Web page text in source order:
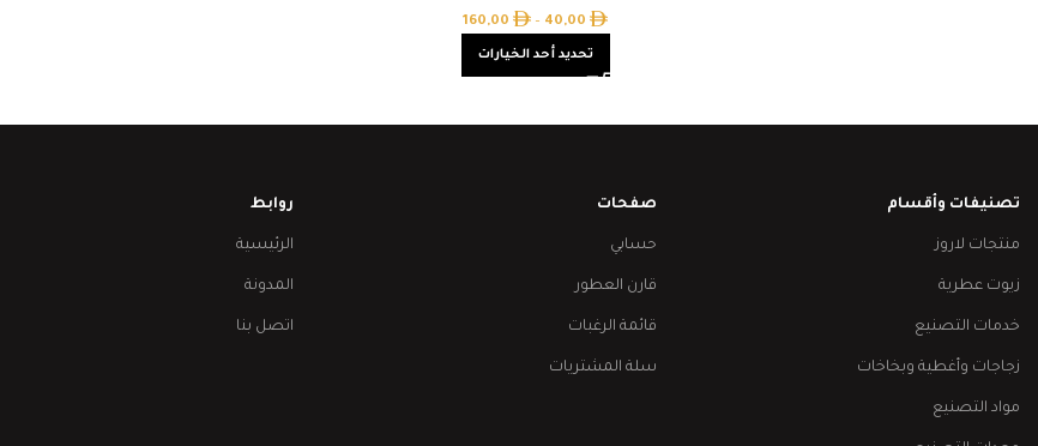
40,00
–
160,00
تحديد أحد الخيارات
تصنيفات وأقسام
منتجات لاروز
زيوت عطرية
خدمات التصنيع
زجاجات وأغطية وبخاخات
مواد التصنيع
صفحات
حسابي
قارن العطور
قائمة الرغبات
سلة المشتريات
روابط
الرئيسية
المدونة
اتصل بنا